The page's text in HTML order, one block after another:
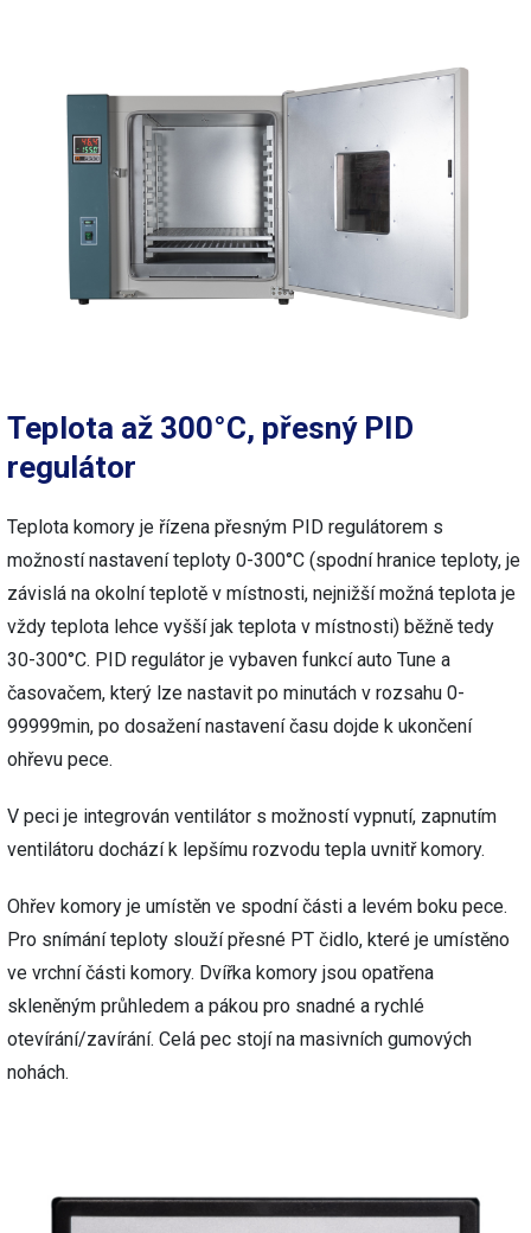
Teplota až 300°C, přesný PID
regulátor
Teplota komory je řízena přesným PID regulátorem s
možností nastavení teploty 0-300°C (spodní hranice teploty, je
závislá na okolní teplotě v místnosti, nejnižší možná teplota je
vždy teplota lehce vyšší jak teplota v místnosti) běžně tedy
30-300°C. PID regulátor je vybaven funkcí auto Tune a
časovačem, který lze nastavit po minutách v rozsahu 0-
99999min, po dosažení nastavení času dojde k ukončení
ohřevu pece.
V peci je integrován ventilátor s možností vypnutí, zapnutím
ventilátoru dochází k lepšímu rozvodu tepla uvnitř komory.
Ohřev komory je umístěn ve spodní části a levém boku pece.
Pro snímání teploty slouží přesné PT čidlo, které je umístěno
ve vrchní části komory. Dvířka komory jsou opatřena
skleněným průhledem a pákou pro snadné a rychlé
otevírání/zavírání. Celá pec stojí na masivních gumových
nohách.